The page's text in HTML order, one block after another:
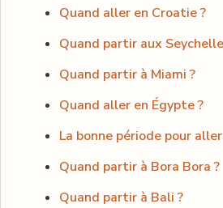
Quand aller en Croatie ?
Quand partir aux
Quand partir à Miami ?
Quand aller en Égypte ?
La bonne période pour
Quand partir à Bora Bora ?
Quand partir à Bali ?